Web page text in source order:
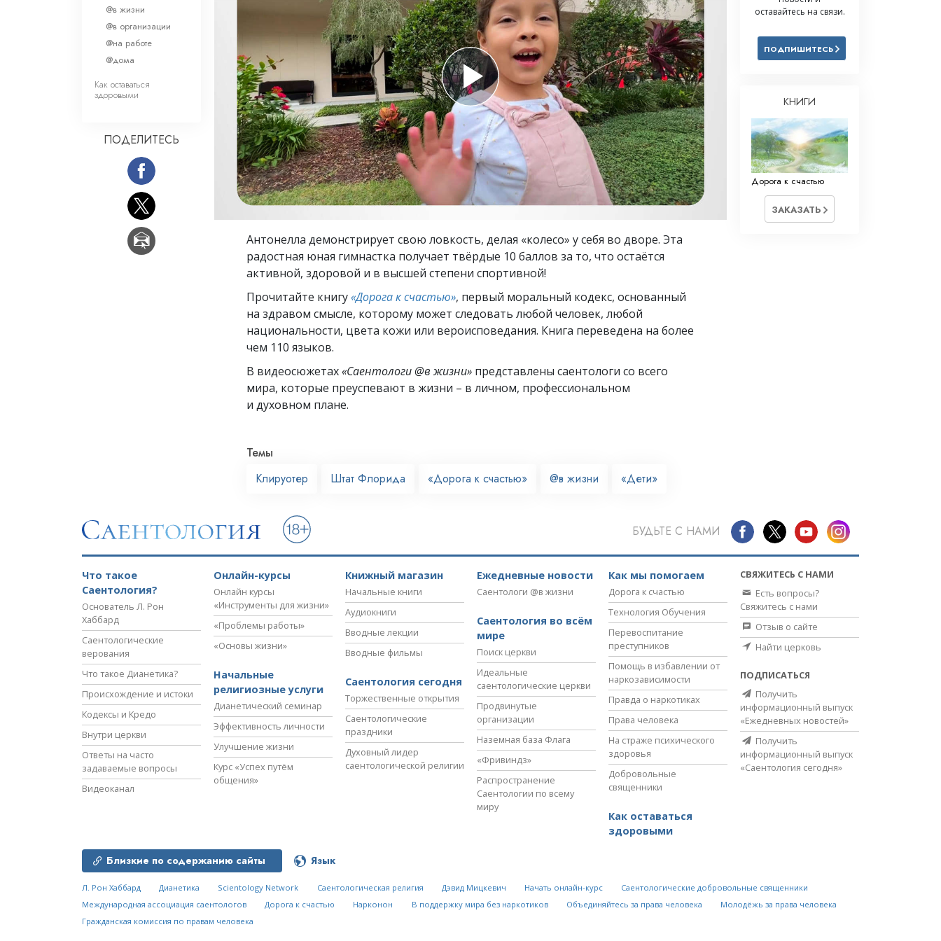
Решение проблемы наркотиков
Дети
Инструменты для использования
в работе
Этика и состояния
Причина подавления
Расследования
Основы организации
Основы связей с общественностью
Антонелла демонстрирует свою ловкость, делая «колесо» у себя во дворе. Эта
радостная юная гимнастка получает твёрдые 10 баллов за то, что остаётся
активной, здоровой и в высшей степени спортивной!
Прочитайте книгу«Дорога к счастью», первый моральный кодекс, основанный
на здравом смысле, которому может следовать любой человек, любой
национальности, цвета кожи или вероисповедания. Книга переведена на более
чем 110 языков.
В видеосюжетах«Саентологи @в жизни» представлены саентологи со всего
мира, которые преуспевают в жизни – в личном, профессиональном
и духовном плане.
Темы
Клируотер
Штат Флорида «Дорога к счастью» @в жизни «Дети»
@в жизни
@в организации
@на работе
@дома
Как оставаться
здоровыми
ПОДЕЛИТЕСЬ
оставайтесь на связи.
ПОДПИШИТЕСЬ
КНИГИ
Дорога к счастью
ЗАКАЗАТЬ
БУДЬТЕ С НАМИ
Что такое
Саентология?
Основатель Л. Рон
Хаббард
Саентологические
верования
Что такое Дианетика?
Происхождение и истоки
Кодексы и Кредо
Внутри церкви
Ответы на часто
задаваемые вопросы
Видеоканал
Онлайн-курсы
Онлайн курсы
«Инструменты для жизни»
«Проблемы работы»
«Основы жизни»
Начальные
религиозные услуги
Дианетический семинар
Эффективность личности
Улучшение жизни
Курс «Успех путём
общения»
Книжный магазин
Начальные книги
Аудиокниги
Вводные лекции
Вводные фильмы
Саентология сегодня
Торжественные открытия
Саентологические
праздники
Духовный лидер
саентологической религии
Ежедневные новости
Саентологи @в жизни
Саентология во всём
мире
Поиск церкви
Идеальные
саентологические церкви
Продвинутые
организации
Наземная база Флага
«Фривиндз»
Распространение
Саентологии по всему
миру
Как мы помогаем
Дорога к счастью
Технология Обучения
Перевоспитание
преступников
Помощь в избавлении от
наркозависимости
Правда о наркотиках
Права человека
На страже психического
здоровья
Добровольные
священники
Как оставаться
здоровыми
СВЯЖИТЕСЬ С НАМИ
Есть вопросы?
Свяжитесь с нами
Отзыв о сайте
Найти церковь
ПОДПИСАТЬСЯ
Получить
информационный выпуск
«Ежедневных новостей»
Получить
информационный выпуск
«Саентология сегодня»
Близкие по содержанию сайты Язык
Л. Рон Хаббард Дианетика Scientology Network Саентологическая религия Дэвид Мицкевич Начать онлайн-курс
Саентологические добровольные священники
Международная ассоциация саентологов
Дорога к счастью Нарконон В поддержку мира без наркотиков Объединяйтесь за права человека
Молодёжь за права человека
Гражданская комиссия по правам человека